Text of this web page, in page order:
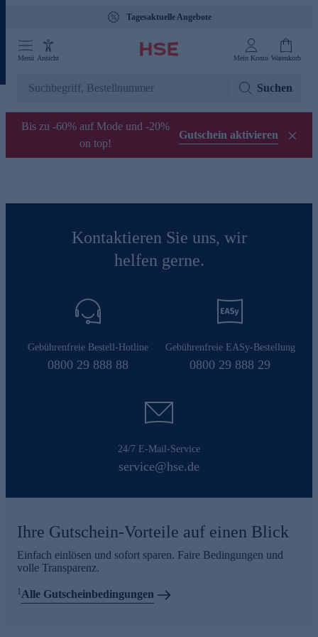
Tagesaktuelle Angebote
Menü Ansicht Mein Konto Warenkorb
Suchen
Bis zu -60% auf Mode und -20%
on top!
Gutschein aktivieren
Kontaktieren Sie uns, wir
helfen gerne.
Gebührenfreie Bestell-Hotline
0800 29 888 88
Gebührenfreie EASy-Bestellung
0800 29 888 29
24/7 E-Mail-Service
service@hse.de
Ihre Gutschein-Vorteile auf einen Blick
Einfach einlösen und sofort sparen. Faire Bedingungen und
volle Transparenz.
1Alle Gutscheinbedingungen